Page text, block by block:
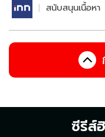
สนับสนุนเนื้อหา
ซีรีส์